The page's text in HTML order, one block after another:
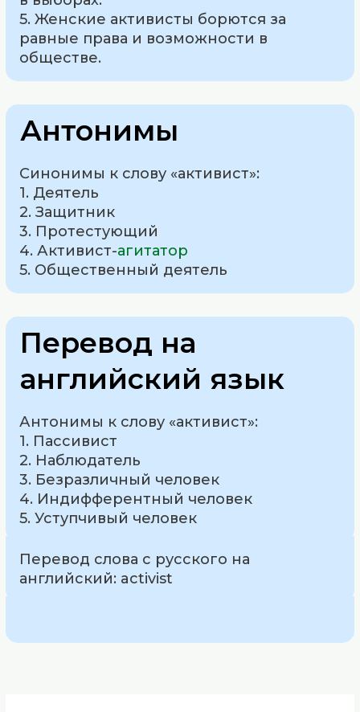
5. Женские активисты борются за
равные права и возможности в
обществе.
Антонимы
Синонимы к слову «активист»:
1. Деятель
2. Защитник
3. Протестующий
4. Активист-агитатор
5. Общественный деятель
Перевод на
английский язык
Антонимы к слову «активист»:
1. Пассивист
2. Наблюдатель
3. Безразличный человек
4. Индифферентный человек
5. Уступчивый человек
Перевод слова с русского на
английский: activist